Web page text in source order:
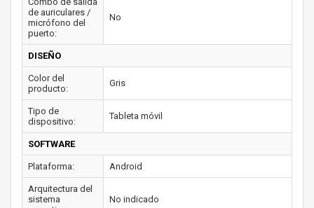
de auriculares /
micrófono del
puerto:
No
DISEÑO
Color del
producto:
Gris
Tipo de
dispositivo:
Tableta móvil
SOFTWARE
Plataforma: Android
Arquitectura del
sistema
No indicado